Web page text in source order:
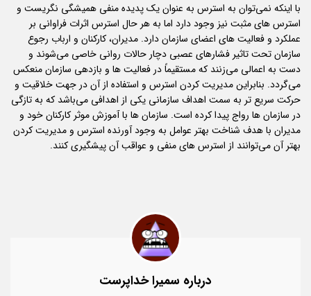
با اینکه نمی‌توان به استرس به عنوان یک پدیده منفی همیشگی نگریست و
استرس های مثبت نیز وجود دارد اما به هر حال استرس اثرات فراوانی بر
عملکرد و فعالیت های اعضای سازمان دارد. مدیران، کارکنان و ارباب رجوع
سازمان تحت تاثیر فشارهای عصبی دچار حالات روانی خاصی می‌شوند و
دست به اعمالی می‌زنند که مستقیماً در فعالیت ها و بازدهی سازمان منعکس
می‌گردد. بنابراین مدیریت کردن استرس و استفاده از آن در جهت خلاقیت و
حرکت سریع تر به سمت اهداف سازمانی یکی از اهدافی می‌باشد که به تازگی
در سازمان ها رواج پیدا کرده است. سازمان ها با آموزش موثر کارکنان خود و
مدیران با هدف شناخت بهتر عوامل به وجود آورنده استرس و مدیریت کردن
بهتر آن می‌توانند از استرس های منفی و عواقب آن پیشگیری کنند.
درباره سمیرا خداپرست